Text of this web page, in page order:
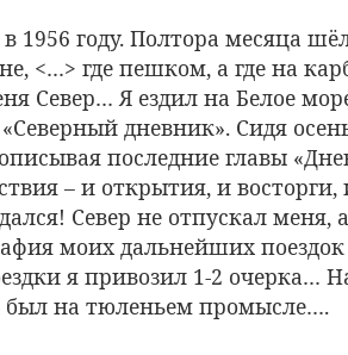
1956 году. Полтора месяца
<…> где пешком, а где на
Север… Я ездил на Белое
дневник». Сидя
последние главы
– и открытия, и восторги,
Север не отпускал меня, а
моих дальнейших поездок
я привозил 1-2 очерка…
был на тюленьем промысле….